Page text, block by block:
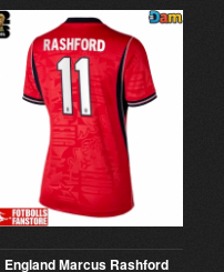
England Marcus Rashford